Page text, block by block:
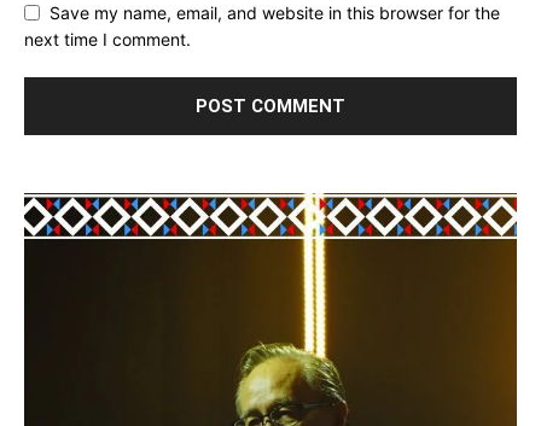
Save my name, email, and website in this browser for the
next time I comment.